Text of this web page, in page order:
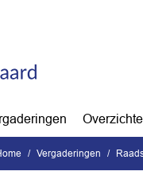
Vergaderingen